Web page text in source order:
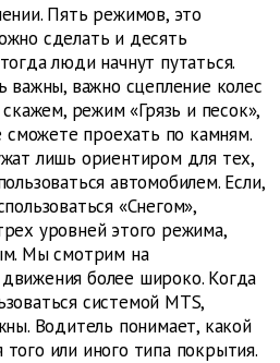
Пять режимов, это
сделать и десять
люди начнут путаться.
важны, важно сцепление колес
режим «Грязь и песок»,
сможете проехать по камням.
лишь ориентиром для тех,
автомобилем. Если,
«Снегом»,
уровней этого режима,
Мы смотрим на
более широко. Когда
системой MTS,
Водитель понимает, какой
или иного типа покрытия.